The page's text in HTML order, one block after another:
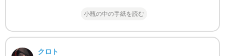
小瓶の中の手紙を読む
クロト